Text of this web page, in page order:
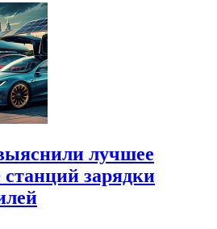
лучшее
зарядки